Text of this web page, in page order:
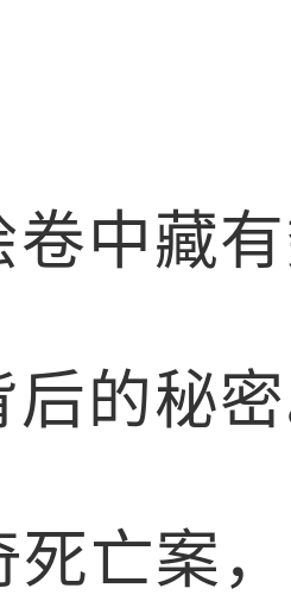
中藏有
的秘
亡案